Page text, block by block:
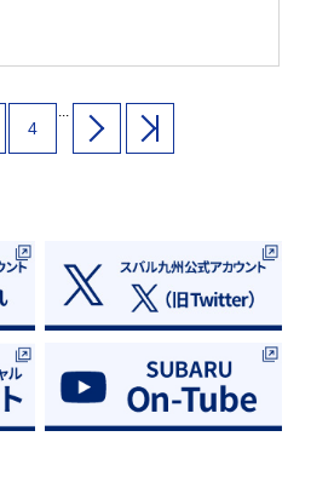
立したSUV車です。電気自動車にご興
い。
4
...